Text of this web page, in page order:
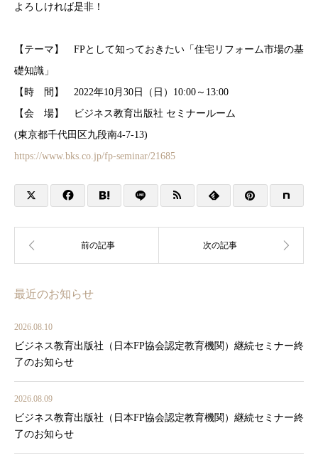
よろしければ是非！
【テーマ】 FPとして知っておきたい「住宅リフォーム市場の基
礎知識」
【時 間】 2022年10月30日（日）10:00～13:00
【会 場】 ビジネス教育出版社 セミナールーム
(東京都千代田区九段南4-7-13)
https://www.bks.co.jp/fp-seminar/21685
最近のお知らせ
2026.08.10
ビジネス教育出版社（日本FP協会認定教育機関）継続セミナー終
了のお知らせ
2026.08.09
ビジネス教育出版社（日本FP協会認定教育機関）継続セミナー終
了のお知らせ